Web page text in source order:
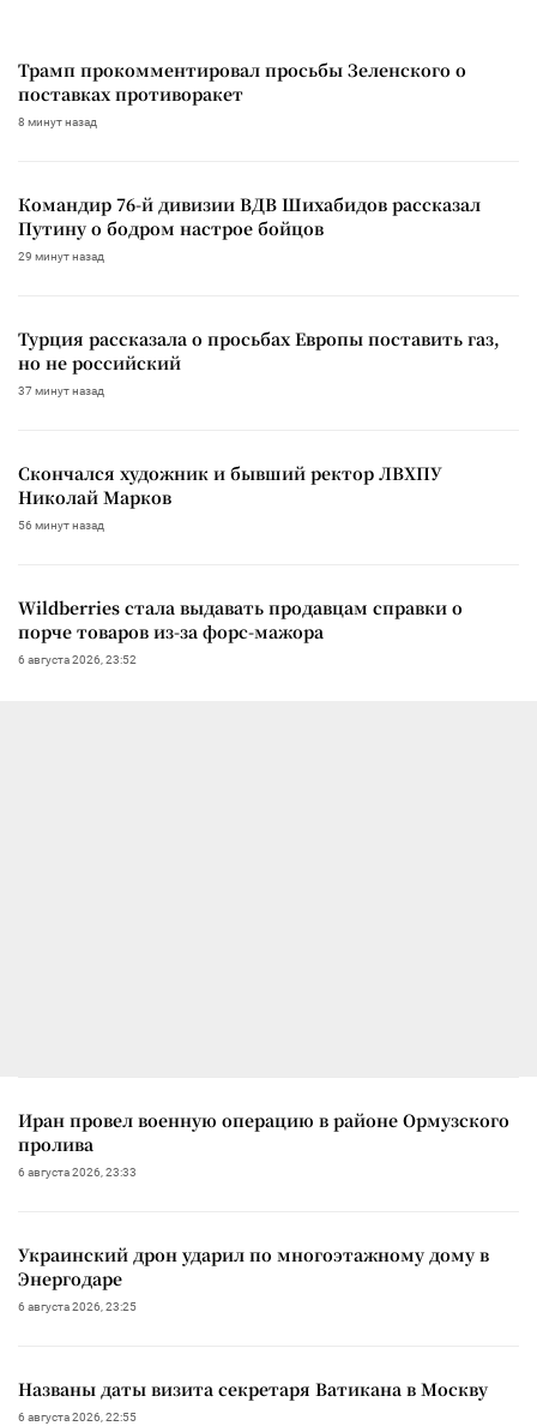
Трамп прокомментировал просьбы Зеленского о
поставках противоракет
8 минут назад
Командир 76-й дивизии ВДВ Шихабидов рассказал
Путину о бодром настрое бойцов
29 минут назад
Турция рассказала о просьбах Европы поставить газ,
но не российский
37 минут назад
Скончался художник и бывший ректор ЛВХПУ
Николай Марков
56 минут назад
Wildberries стала выдавать продавцам справки о
порче товаров из-за форс-мажора
6 августа 2026, 23:52
Иран провел военную операцию в районе Ормузского
пролива
6 августа 2026, 23:33
Украинский дрон ударил по многоэтажному дому в
Энергодаре
6 августа 2026, 23:25
Названы даты визита секретаря Ватикана в Москву
6 августа 2026, 22:55